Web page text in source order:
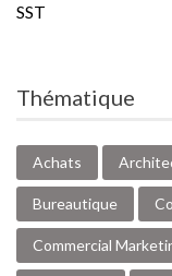
SST
Thématique
Achats
Bureautique
Commercial